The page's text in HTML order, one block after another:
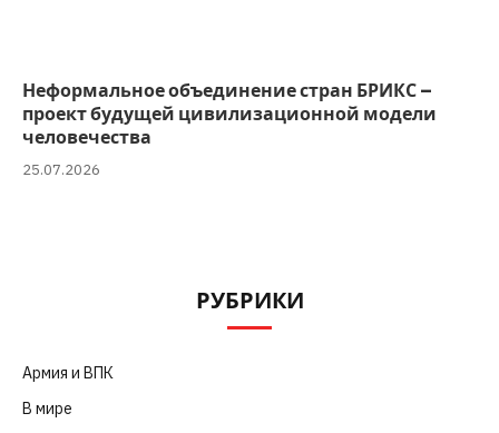
Неформальное объединение стран БРИКС –
проект будущей цивилизационной модели
человечества
25.07.2026
РУБРИКИ
Армия и ВПК
В мире